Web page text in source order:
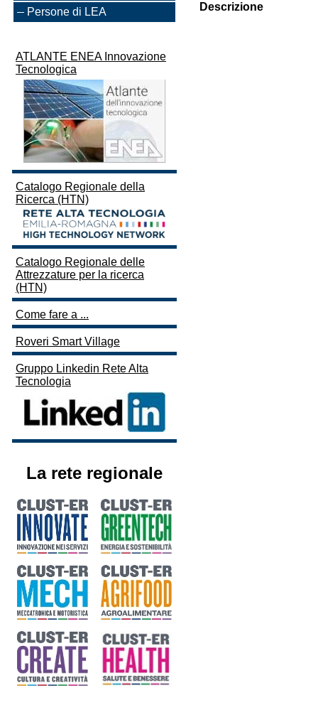
Persone di LEA
ATLANTE ENEA Innovazione
Tecnologica
Catalogo Regionale della
Ricerca (HTN)
Catalogo Regionale delle
Attrezzature per la ricerca
(HTN)
Come fare a ...
Roveri Smart Village
Gruppo Linkedin Rete Alta
Tecnologia
La rete regionale
Descrizione